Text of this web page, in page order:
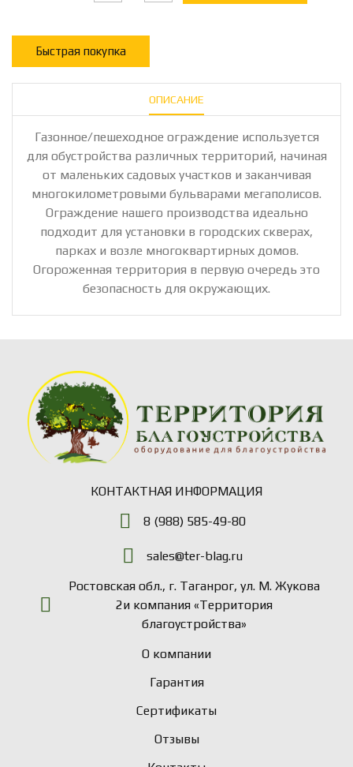
Быстрая покупка
ОПИСАНИЕ
Газонное/пешеходное ограждение используется
для обустройства различных территорий, начиная
от маленьких садовых участков и заканчивая
многокилометровыми бульварами мегаполисов.
Ограждение нашего производства идеально
подходит для установки в городских скверах,
парках и возле многоквартирных домов.
Огороженная территория в первую очередь это
безопасность для окружающих.
КОНТАКТНАЯ ИНФОРМАЦИЯ
8 (988) 585-49-80
sales@ter-blag.ru
Ростовская обл., г. Таганрог, ул. М. Жукова
2и компания «Территория
благоустройства»
О компании
Гарантия
Сертификаты
Отзывы